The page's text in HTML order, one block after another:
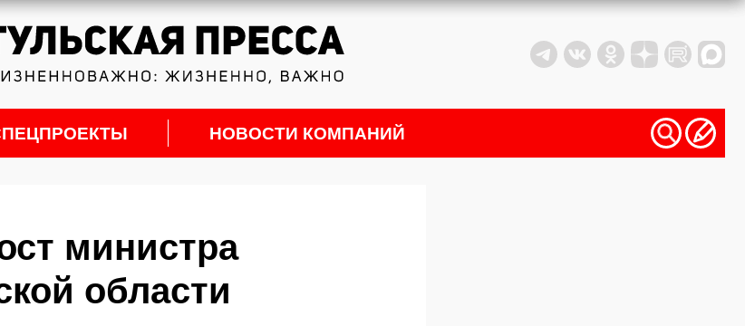
НОВОСТИ КОМПАНИЙ
министра
области